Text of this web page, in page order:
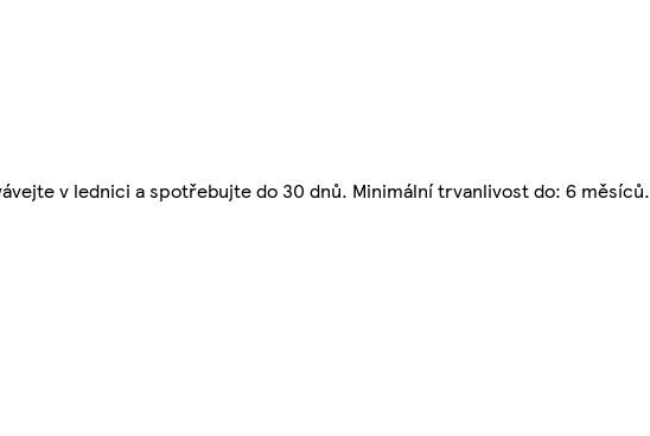
v lednici a spotřebujte do 30 dnů. Minimální trvanlivost do: 6 měsíců.